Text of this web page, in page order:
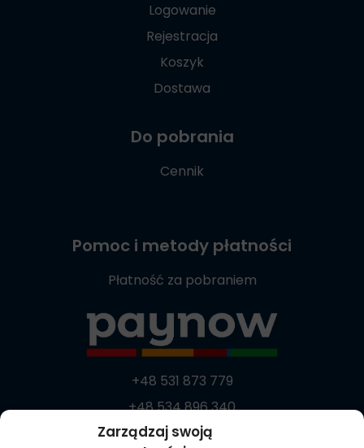
Zarządzaj swoją
Logowanie
Rejestracja
Koszyk
Dostawa
Do pobrania
Cennik
Pomoc i metody płatności
Płatność za pobraniem
+48 531 873 779
+48 534 896 340
+48 537 869 373